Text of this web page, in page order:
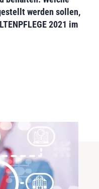
werden sollen,
2021 im